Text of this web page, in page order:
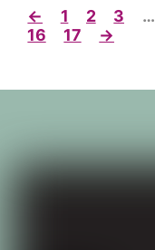
← 1 2 3 …
16
17 →